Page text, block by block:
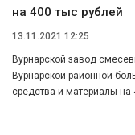
на 400 тыс рублей
13.11.2021 12:25
Вурнарской завод
Вурнарской районной
средства и материалы на